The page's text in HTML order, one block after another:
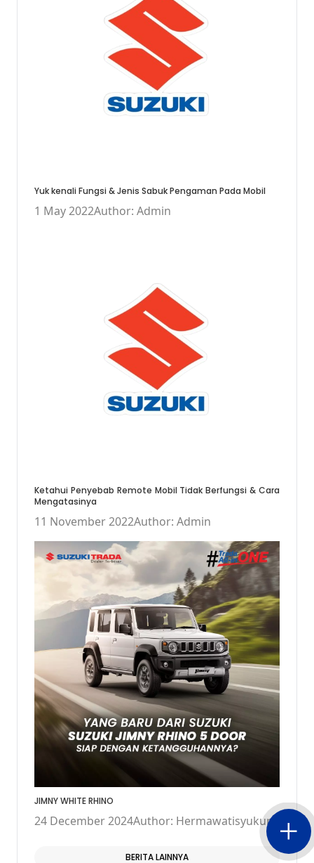
Yuk kenali Fungsi & Jenis Sabuk Pengaman Pada Mobil
1 May 2022Author: Admin
Ketahui Penyebab Remote Mobil Tidak Berfungsi & Cara
Mengatasinya
11 November 2022Author: Admin
JIMNY WHITE RHINO
24 December 2024Author: Hermawatisyukur
BERITA LAINNYA